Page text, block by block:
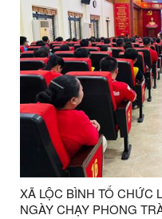
XÃ LỘC BÌNH TỔ CHỨC
NGÀY CHẠY PHONG